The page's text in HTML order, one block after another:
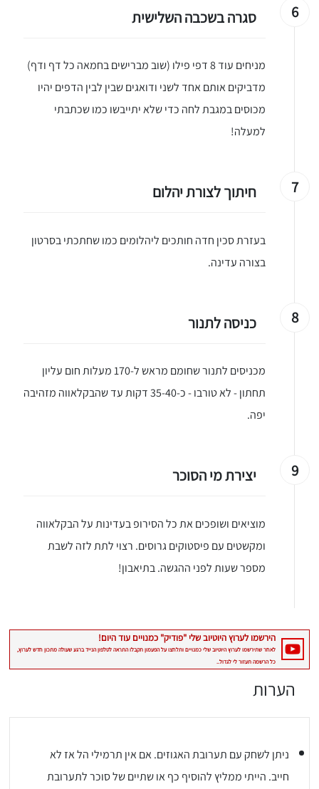
6 סגרה בשכבה השלישית
מניחים עוד 8 דפי פילו (שוב מברישים בחמאה כל דף ודף)
מדביקים אותם אחד לשני ודואגים שבין לבין הדפים יהיו
מכוסים במגבת לחה כדי שלא יתייבשו כמו שכתבתי
למעלה!
7 חיתוך לצורת יהלום
בעזרת סכין חדה חותכים ליהלומים כמו שחתכתי בסרטון
בצורה עדינה.
8 כניסה לתנור
מכניסים לתנור שחומם מראש ל-170 מעלות חום עליון
תחתון - לא טורבו - כ-35-40 דקות עד שהבקלאווה מזהיבה
יפה.
9 יצירת מי הסוכר
מוציאים ושופכים את כל הסירופ בעדינות על הבקלאווה
ומקשטים עם פיסטוקים גרוסים. רצוי לתת לזה לשבת
מספר שעות לפני ההגשה. בתיאבון!
הערות
ניתן לשחק עם תערובת האגוזים. אם אין תרמילי הל אז לא
חייב. הייתי ממליץ להוסיף כף או שתיים של סוכר לתערובת